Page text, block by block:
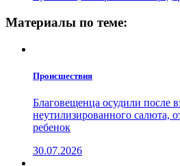
Материалы по теме:
Проиcшествия
Благовещенца осудили после
неутилизированного салюта,
ребенок
30.07.2026